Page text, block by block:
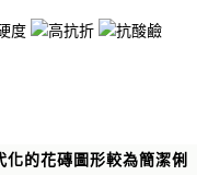
的花磚圖形較為簡潔俐